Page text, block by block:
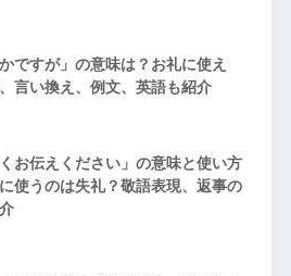
かですが」の意味は？お礼に使え
言い換え、例文、英語も紹介
くお伝えください」の意味と使い方
使うのは失礼？敬語表現、返事の